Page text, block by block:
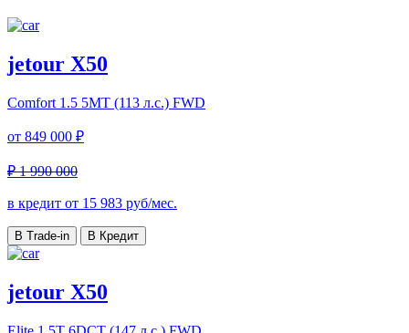
jetour X50
Comfort 1.5 5MT (113 л.с.) FWD
от 849 000 ₽
₽ 1 990 000
в кредит от 15 983 руб/мес.
В Trade-in В Кредит
jetour X50